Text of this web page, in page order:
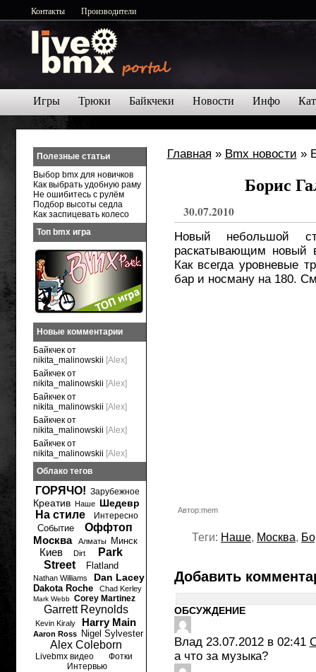
Контакты Производители
Игры Трюки Байкчеки Новости Инфо
Главная » Bmx новости »
Борис
30.07.2010
Новый небольшой
раскатывающим новый
Как всегда уровневые
бар и носману на 180.
Автор:mem
Теги: Наше, Москва,
Добавить
ОБСУЖДЕНИЕ
Влад 23.07.2012 в 02:41
а что за музыка?
Полезные статьи
Выбор bmx для новичков
Как выбрать удобную раму
Не ошибитесь с рулём
Подбор высоты седла
Как заспицевать колесо
Топ bmx игра
Новые комментарии
Байкчек от
nikita_malinowskii [Alex]
Байкчек от
nikita_malinowskii [Alex]
Байкчек от
nikita_malinowskii [Alex]
Байкчек от
nikita_malinowskii [Alex]
Байкчек от
nikita_malinowskii [Alex]
Облако тегов
ГОРЯЧО! Зарубежное
Креатив Наше Шедевр
На стиле Интересно
Событие
Оффтоп
Москва
Алматы Минск
Киев Dirt
Park
Street
Flatland
Nathan Williams Dan Lacey
Dakota Roche Chad Kerley
Mark Webb Corey Martinez
Garrett Reynolds
Kevin Kiraly Harry Main
Aaron Ross Nigel Sylvester
Alex Coleborn
Livebmx видео
Фотки
Интервью